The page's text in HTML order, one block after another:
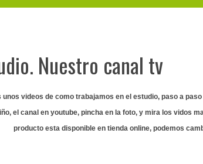
Nuestro canal tv
unos videos de como trabajamos en el estudio, paso a
el canal en youtube, pincha en la foto, y mira los vidos
producto esta disponible en tienda online, podemos